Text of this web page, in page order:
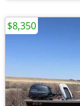
$8,350